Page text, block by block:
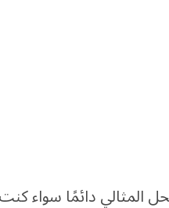
المثالي دائمًا سواء